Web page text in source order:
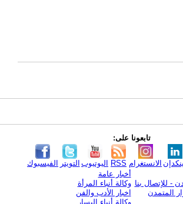
تابعونا على:
الفيسبوك التويتر اليوتيوب RSS الانستغرام
- للإتصال بنا
المتمدن
أخبار عامة
وكالة أنباء المرأة
اخبار الأدب والفن
وكالة أنباء اليسار